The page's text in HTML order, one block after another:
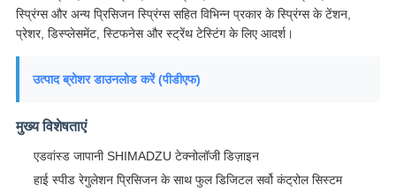
स्प्रिंग्स और अन्य प्रिसिजन स्प्रिंग्स सहित विभिन्न प्रकार के स्प्रिंग्स के टेंशन,
प्रेशर, डिस्प्लेसमेंट, स्टिफनेस और स्ट्रेंथ टेस्टिंग के लिए आदर्श।
उत्पाद ब्रोशर डाउनलोड करें (पीडीएफ)
मुख्य विशेषताएं
एडवांस्ड जापानी SHIMADZU टेक्नोलॉजी डिज़ाइन
हाई स्पीड रेगुलेशन प्रिसिजन के साथ फुल डिजिटल सर्वो कंट्रोल सिस्टम